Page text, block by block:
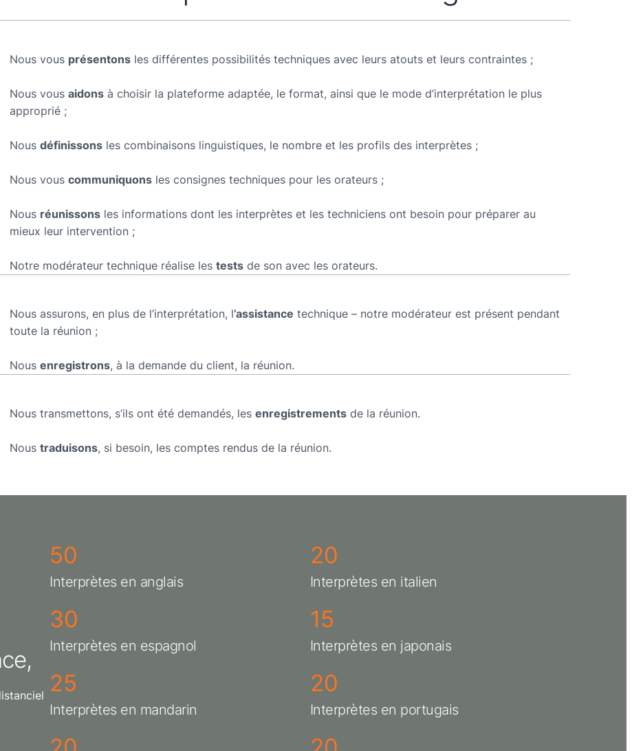
Nous vous présentons les différentes possibilités techniques avec leurs atouts et leurs contraintes ;
Nous vous aidons à choisir la plateforme adaptée, le format, ainsi que le mode d’interprétation le plus
approprié ;
Nousdéfinissons les combinaisons linguistiques, le nombre et les profils des interprètes ;
Nous vouscommuniquons les consignes techniques pour les orateurs ;
Nous réunissons les informations dont les interprètes et les techniciens ont besoin pour préparer au
mieux leur intervention ;
Notre modérateur technique réalise lestests de son avec les orateurs.
Nous assurons, en plus de l’interprétation, l’assistance technique – notre modérateur est présent pendant
toute la réunion ;
Nousenregistrons, à la demande du client, la réunion.
Nous transmettons, s’ils ont été demandés, lesenregistrements de la réunion.
Noustraduisons, si besoin, les comptes rendus de la réunion.
50
Interprètes en anglais
20
Interprètes en italien
30
Interprètes en espagnol
15
Interprètes en japonais
25
Interprètes en mandarin
20
Interprètes en portugais